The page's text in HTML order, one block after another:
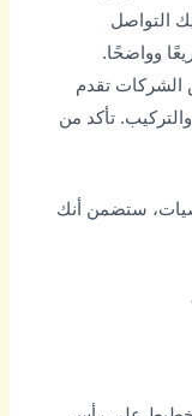
التواصل
وواضحًا.
الشركات تقدم
تأكد من
ستضمن أنك